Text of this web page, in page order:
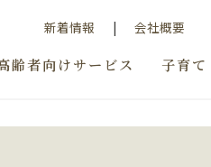
新着情報 会社概要
齢者向けサービス 子育